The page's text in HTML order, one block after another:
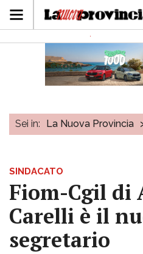
Sei in: La Nuova Provincia
SINDACATO
Fiom-Cgil di
Carelli è il
segretario